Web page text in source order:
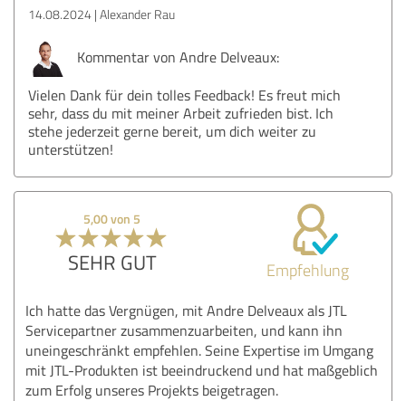
14.08.2024 Alexander Rau
Kommentar von Andre Delveaux:
Vielen Dank für dein tolles Feedback! Es freut mich
sehr, dass du mit meiner Arbeit zufrieden bist. Ich
stehe jederzeit gerne bereit, um dich weiter zu
unterstützen!
5,00 von 5
SEHR GUT Empfehlung
Ich hatte das Vergnügen, mit Andre Delveaux als JTL
Servicepartner zusammenzuarbeiten, und kann ihn
uneingeschränkt empfehlen. Seine Expertise im Umgang
mit JTL-Produkten ist beeindruckend und hat maßgeblich
zum Erfolg unseres Projekts beigetragen.